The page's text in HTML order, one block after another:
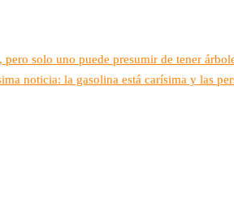
solo uno puede presumir de tener
noticia: la gasolina está carísima y las